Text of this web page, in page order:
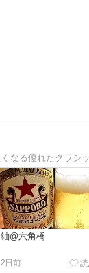
紬@六角橋
2日前